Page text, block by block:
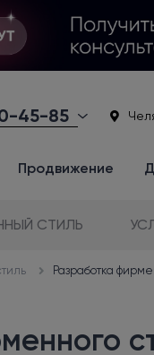
45-85
Продвижение
СТИЛЬ
Разработка